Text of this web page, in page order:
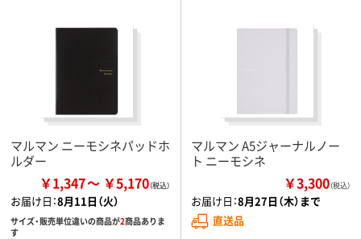
マルマン ニーモシネパッドホ
ルダー
￥1,347 ￥5,170
お届け日：8月11日（火）
サイズ・販売単位違いの商品が2商品ありま
す
マルマン A5ジャーナルノー
ト ニーモシネ
￥3,300（税込）
お届け日：8月27日（木）まで
直送品